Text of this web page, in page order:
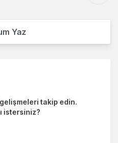
Yaz
takip edin.
istersiniz?